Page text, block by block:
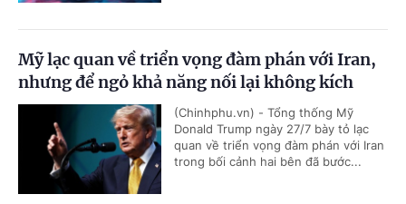
Mỹ lạc quan về triển vọng đàm phán với Iran,
nhưng để ngỏ khả năng nối lại không kích
(Chinhphu.vn) - Tổng thống Mỹ
Donald Trump ngày 27/7 bày tỏ lạc
quan về triển vọng đàm phán với Iran
trong bối cảnh hai bên đã bước...